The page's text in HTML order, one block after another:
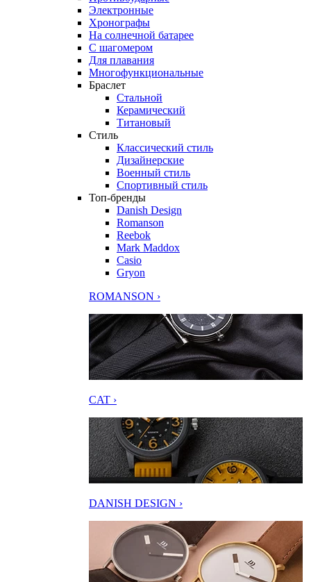
Электронные
Хронографы
На солнечной батарее
С шагомером
Для плавания
Многофункциональные
Браслет
Стальной
Керамический
Титановый
Стиль
Классический стиль
Дизайнерские
Военный стиль
Спортивный стиль
Топ-бренды
Danish Design
Romanson
Reebok
Mark Maddox
Casio
Gryon
ROMANSON ›
CAT ›
DANISH DESIGN ›